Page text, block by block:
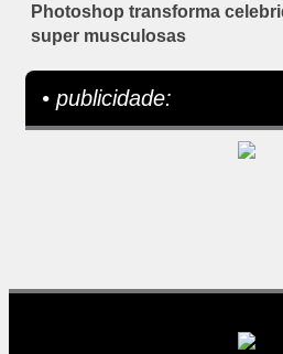
Photoshop transforma
super musculosas
• publicidade: